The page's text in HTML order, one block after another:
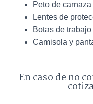
Peto de carnaza
Lentes de
Botas de trabajo
Camisola y
En caso de no